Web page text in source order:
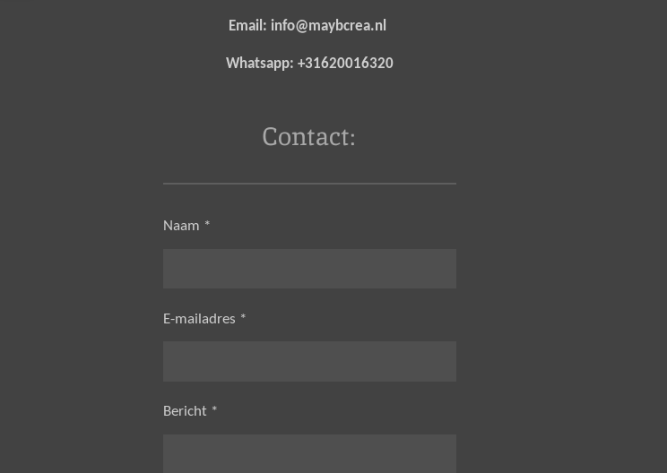
Email: info@maybcrea.nl
Whatsapp: +31620016320
Contact:
Naam *
E-mailadres *
Bericht *